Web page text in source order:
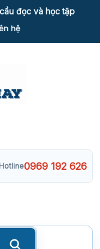
đọc và học tập
hệ
Hotline0969 192 626